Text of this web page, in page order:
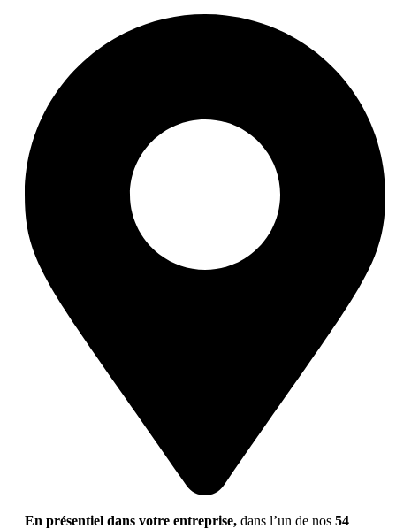
En présentiel dans votre entreprise, dans l’un de nos 54